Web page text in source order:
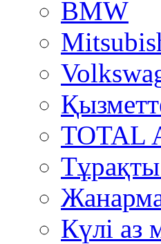
BMW
TOTAL
Күлі аз